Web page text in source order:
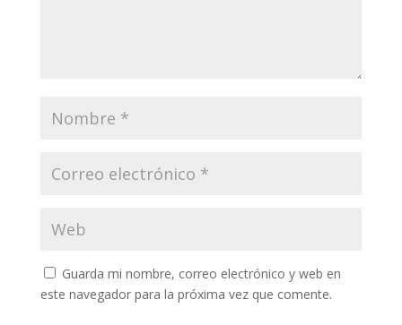
Guarda mi nombre, correo electrónico y web en
este navegador para la próxima vez que comente.